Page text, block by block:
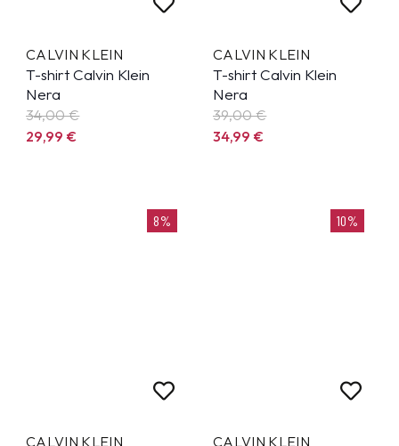
CALVIN KLEIN
T-shirt Calvin Klein
Nera
34,00 €
29,99€
CALVIN KLEIN
T-shirt Calvin Klein
Nera
39,00 €
34,99€
8%
CALVIN KLEIN
10%
CALVIN KLEIN